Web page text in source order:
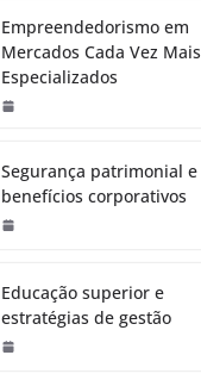
Empreendedorismo em
Mercados Cada Vez Mais
Especializados
Segurança patrimonial e
benefícios corporativos
Educação superior e
estratégias de gestão